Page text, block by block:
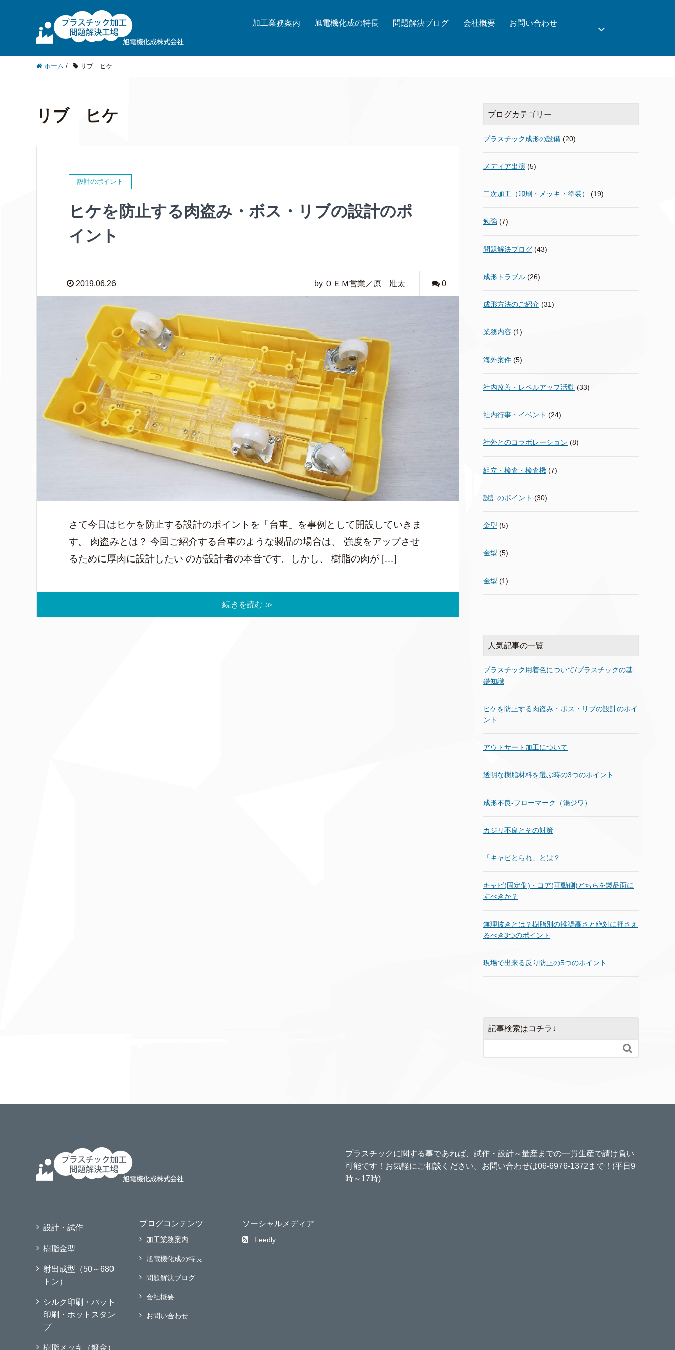
加工業務案内 旭電機化成の特長 問題解決ブログ 会社概要 お問い合わせ
ホーム / リブ ヒケ
リブ ヒケ
設計のポイント
ヒケを防止する肉盗み・ボス・リブの設計のポ
イント
2019.06.26 by ＯＥＭ営業／原 壯太 0
さて今日はヒケを防止する設計のポイントを「台車」を事例として開設していきま
す。 肉盗みとは？ 今回ご紹介する台車のような製品の場合は、 強度をアップさせ
るために厚肉に設計したい のが設計者の本音です。しかし、 樹脂の肉が […]
続きを読む ≫
ブログカテゴリー
プラスチック成形の設備 (20)
メディア出演 (5)
二次加工（印刷・メッキ・塗装） (19)
勉強 (7)
問題解決ブログ (43)
成形トラブル (26)
成形方法のご紹介 (31)
業務内容 (1)
海外案件 (5)
社内改善・レベルアップ活動 (33)
社内行事・イベント (24)
社外とのコラボレーション (8)
組立・検査・検査機 (7)
設計のポイント (30)
金型 (5)
金型 (5)
金型 (1)
人気記事の一覧
プラスチック用着色について/プラスチックの基
礎知識
ヒケを防止する肉盗み・ボス・リブの設計のポイ
ント
アウトサート加工について
透明な樹脂材料を選ぶ時の3つのポイント
成形不良‐フローマーク（湯ジワ）
カジリ不良とその対策
「キャビとられ」とは？
キャビ(固定側)・コア(可動側)どちらを製品面に
すべきか？
無理抜きとは？樹脂別の推奨高さと絶対に押さえ
るべき3つのポイント
現場で出来る反り防止の5つのポイント
記事検索はコチラ↓

プラスチックに関する事であれば、試作・設計～量産までの一貫生産で請け負い
可能です！お気軽にご相談ください。お問い合わせは06-6976-1372まで！(平日9
時～17時)
設計・試作
樹脂金型
射出成型（50～680
トン）
シルク印刷・パット
印刷・ホットスタン
プ
樹脂メッキ（鍍金）
ブログコンテンツ
加工業務案内
旭電機化成の特長
問題解決ブログ
会社概要
お問い合わせ
ソーシャルメディア
Feedly